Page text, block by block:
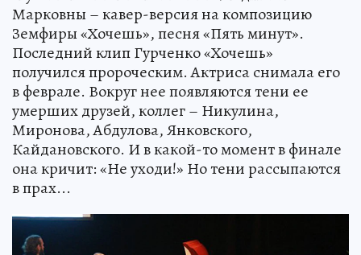
Марковны – кавер-версия на композицию
Земфиры «Хочешь», песня «Пять минут».
Последний клип Гурченко «Хочешь»
получился пророческим. Актриса снимала его
в феврале. Вокруг нее появляются тени ее
умерших друзей, коллег – Никулина,
Миронова, Абдулова, Янковского,
Кайдановского. И в какой-то момент в финале
она кричит: «Не уходи!» Но тени рассыпаются
в прах...